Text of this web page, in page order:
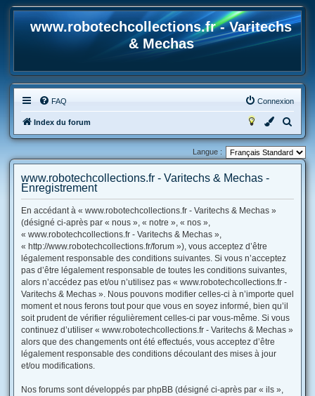
www.robotechcollections.fr - Varitechs
& Mechas
FAQ Connexion
Index du forum
e
c
Langue :
www.robotechcollections.fr - Varitechs & Mechas -
Enregistrement
En accédant à « www.robotechcollections.fr - Varitechs & Mechas »
(désigné ci-après par « nous », « notre », « nos »,
« www.robotechcollections.fr - Varitechs & Mechas »,
« http://www.robotechcollections.fr/forum »), vous acceptez d’être
légalement responsable des conditions suivantes. Si vous n’acceptez
pas d’être légalement responsable de toutes les conditions suivantes,
alors n’accédez pas et/ou n’utilisez pas « www.robotechcollections.fr -
Varitechs & Mechas ». Nous pouvons modifier celles-ci à n’importe quel
moment et nous ferons tout pour que vous en soyez informé, bien qu’il
soit prudent de vérifier régulièrement celles-ci par vous-même. Si vous
continuez d’utiliser « www.robotechcollections.fr - Varitechs & Mechas »
alors que des changements ont été effectués, vous acceptez d’être
légalement responsable des conditions découlant des mises à jour
et/ou modifications.
Nos forums sont développés par phpBB (désigné ci-après par « ils »,